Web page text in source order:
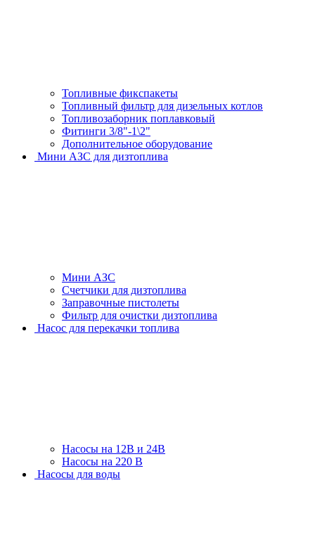
Топливные фикспакеты
Топливный фильтр для дизельных котлов
Топливозаборник поплавковый
Фитинги 3/8"-1\2"
Дополнительное оборудование
Мини АЗС для дизтоплива
Мини АЗС
Счетчики для дизтоплива
Заправочные пистолеты
Фильтр для очистки дизтоплива
Насос для перекачки топлива
Насосы на 12В и 24В
Насосы на 220 В
Насосы для воды